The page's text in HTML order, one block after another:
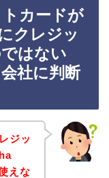
カードが
クレジッ
はない
社に判断
ジッ
えな